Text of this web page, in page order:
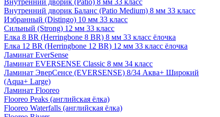
Внутренний дворик (Patio) 8 мм 33 класс
Внутренний дворик Баланс (Patio Medium) 8 мм 33 класс
Избранный (Distingo) 10 мм 33 класс
Сильный (Strong) 12 мм 33 класс
Елка 8 BR (Herringbone 8 BR) 8 мм 33 класс ёлочка
Елка 12 BR (Herringbone 12 BR) 12 мм 33 класс ёлочка
Ламинат EverSense
Ламинат EVERSENSE Classic 8 мм 34 класс
Ламинат ЭверСенсе (EVERSENSE) 8/34 Аква+ Широкий
(Aqua+ Large)
Ламинат Flooreo
Flooreo Peaks (английская ёлка)
Flooreo Waterfalls (английская ёлка)